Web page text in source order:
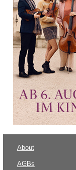
About
AGBs